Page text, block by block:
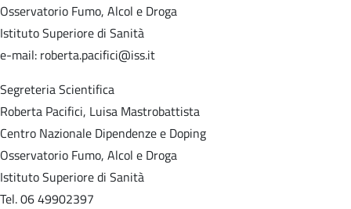
Osservatorio Fumo, Alcol e Droga
Istituto Superiore di Sanità
e-mail: roberta.pacifici@iss.it
Segreteria Scientifica
Roberta Pacifici, Luisa Mastrobattista
Centro Nazionale Dipendenze e Doping
Osservatorio Fumo, Alcol e Droga
Istituto Superiore di Sanità
Tel. 06 49902397